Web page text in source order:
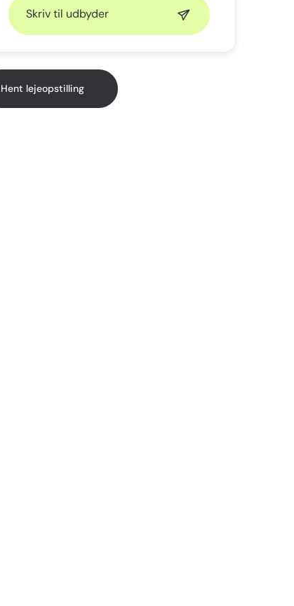
Skriv til udbyder
Hent lejeopstilling